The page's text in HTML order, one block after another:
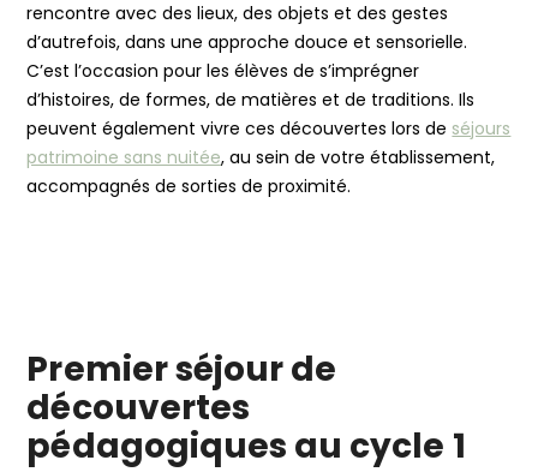
rencontre avec des lieux, des objets et des gestes
d’autrefois, dans une approche douce et sensorielle.
C’est l’occasion pour les élèves de s’imprégner
d’histoires, de formes, de matières et de traditions. Ils
peuvent également vivre ces découvertes lors de séjours
patrimoine sans nuitée, au sein de votre établissement,
accompagnés de sorties de proximité.
Premier séjour de
découvertes
pédagogiques au cycle 1